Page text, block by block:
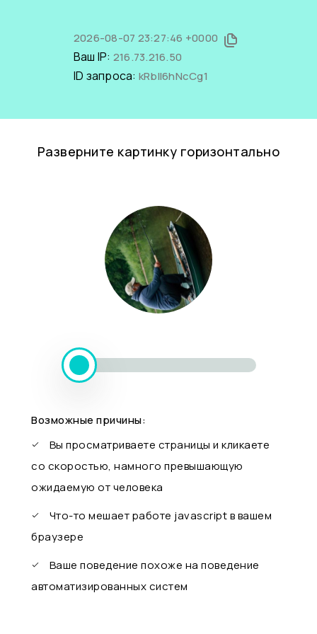
2026-08-07 23:27:46 +0000
Ваш IP: 216.73.216.50
ID запроса: kRbll6hNcCg1
Разверните картинку горизонтально
Возможные причины:
Вы просматриваете страницы и кликаете
со скоростью, намного превышающую
ожидаемую от человека
Что-то мешает работе javascript в вашем
браузере
Ваше поведение похоже на поведение
автоматизированных систем